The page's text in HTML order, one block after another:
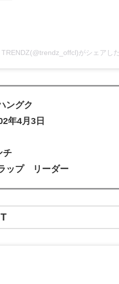
TRENDZ(@trendz_offcl)がシェアし
ングク
年4月3日
チ
ップ リーダー